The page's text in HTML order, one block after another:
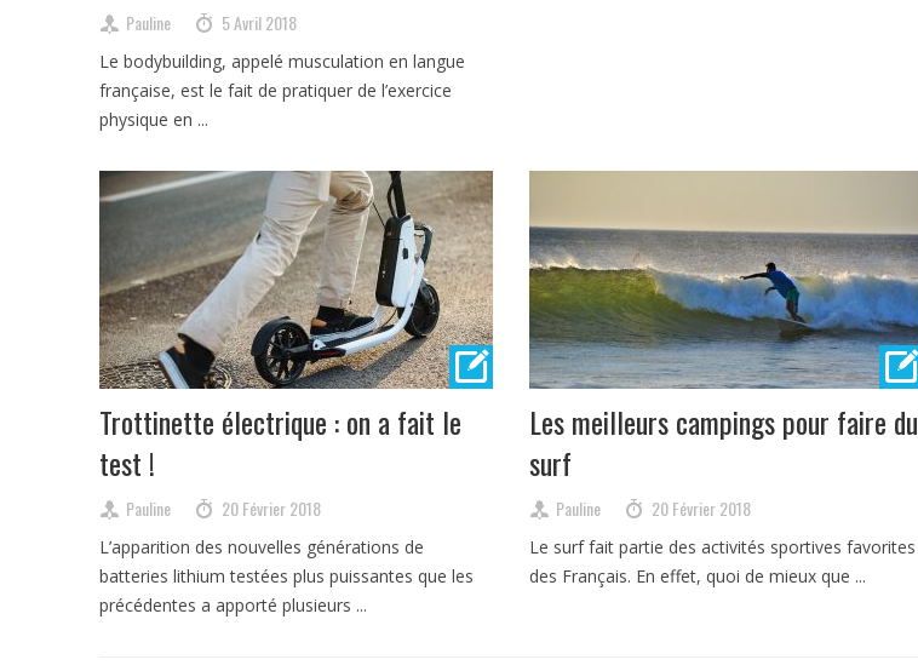
Pauline 5 Avril 2018
Le bodybuilding, appelé musculation en langue
française, est le fait de pratiquer de l’exercice
physique en ...
Trottinette électrique : on a fait le
test !
Pauline 20 Février 2018
L’apparition des nouvelles générations de
batteries lithium testées plus puissantes que les
précédentes a apporté plusieurs ...
Les meilleurs campings pour faire du
surf
Pauline 20 Février 2018
Le surf fait partie des activités sportives favorites
des Français. En effet, quoi de mieux que ...